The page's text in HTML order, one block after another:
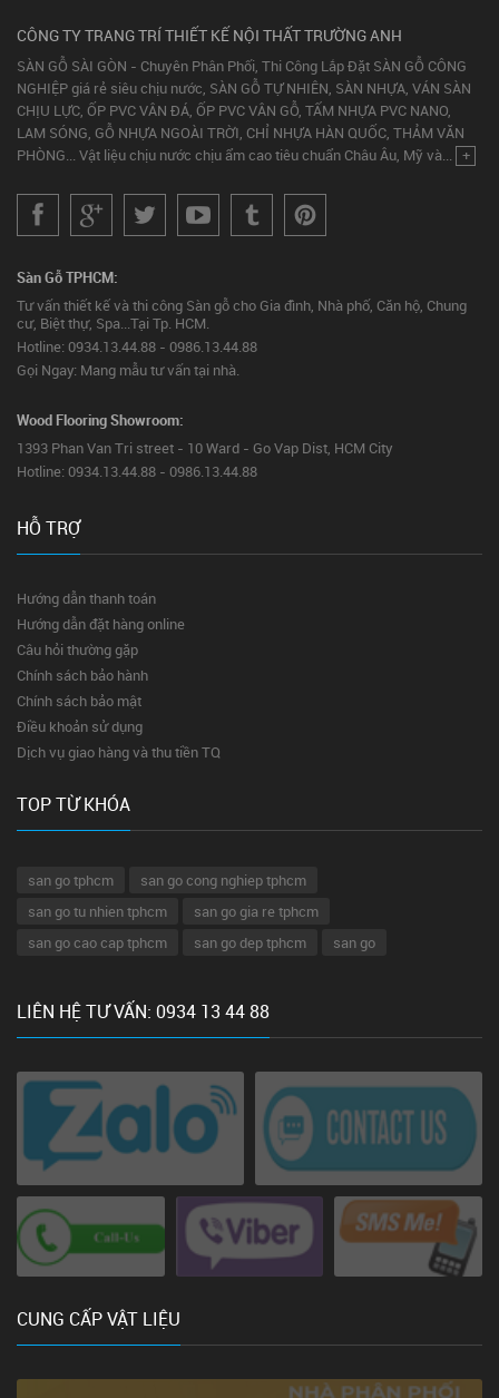
CÔNG TY TRANG TRÍ THIẾT KẾ NỘI THẤT TRƯỜNG ANH
SÀN GỖ SÀI GÒN - Chuyên Phân Phối, Thi Công Lắp Đặt SÀN GỖ CÔNG
NGHIỆP giá rẻ siêu chịu nước, SÀN GỖ TỰ NHIÊN, SÀN NHỰA, VÁN SÀN
CHỊU LỰC, ỐP PVC VÂN ĐÁ, ỐP PVC VÂN GỖ, TẤM NHỰA PVC NANO,
LAM SÓNG, GỖ NHỰA NGOÀI TRỜI, CHỈ NHỰA HÀN QUỐC, THẢM VĂN
PHÒNG... Vật liệu chịu nước chịu ẩm cao tiêu chuẩn Châu Âu, Mỹ và... +
Sàn Gỗ TPHCM:
Tư vấn thiết kế và thi công Sàn gỗ cho Gia đình, Nhà phố, Căn hộ, Chung
cư, Biệt thự, Spa...Tại Tp. HCM.
Hotline: 0934.13.44.88 - 0986.13.44.88
Gọi Ngay: Mang mẫu tư vấn tại nhà.
Wood Flooring Showroom:
1393 Phan Van Tri street - 10 Ward - Go Vap Dist, HCM City
Hotline: 0934.13.44.88 - 0986.13.44.88
HỖ TRỢ
Hướng dẫn thanh toán
Hướng dẫn đặt hàng online
Câu hỏi thường gặp
Chính sách bảo hành
Chính sách bảo mật
Điều khoản sử dụng
Dịch vụ giao hàng và thu tiền TQ
TOP TỪ KHÓA
san go tphcm
san go cong nghiep tphcm
san go tu nhien tphcm
san go gia re tphcm
san go cao cap tphcm
san go dep tphcm san go
LIÊN HỆ TƯ VẤN: 0934 13 44 88
CUNG CẤP VẬT LIỆU